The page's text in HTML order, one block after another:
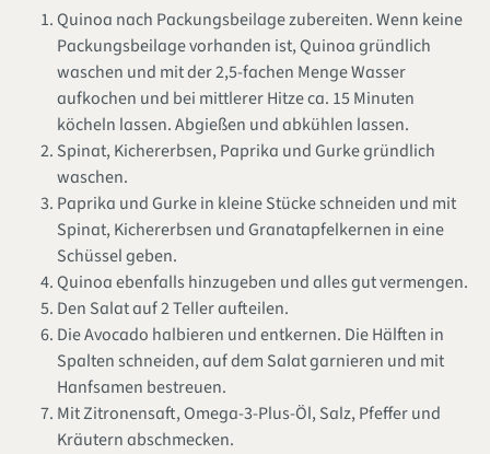
Quinoa nach Packungsbeilage zubereiten. Wenn keine
Packungsbeilage vorhanden ist, Quinoa gründlich
waschen und mit der 2,5-fachen Menge Wasser
aufkochen und bei mittlerer Hitze ca. 15 Minuten
köcheln lassen. Abgießen und abkühlen lassen.
Spinat, Kichererbsen, Paprika und Gurke gründlich
waschen.
Paprika und Gurke in kleine Stücke schneiden und mit
Spinat, Kichererbsen und Granatapfelkernen in eine
Schüssel geben.
Quinoa ebenfalls hinzugeben und alles gut vermengen.
Den Salat auf 2 Teller aufteilen.
Die Avocado halbieren und entkernen. Die Hälften in
Spalten schneiden, auf dem Salat garnieren und mit
Hanfsamen bestreuen.
Mit Zitronensaft, Omega-3-Plus-Öl, Salz, Pfeffer und
Kräutern abschmecken.